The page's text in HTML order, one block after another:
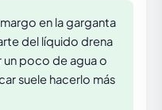
en la garganta
del líquido drena
un poco de agua o
suele hacerlo más